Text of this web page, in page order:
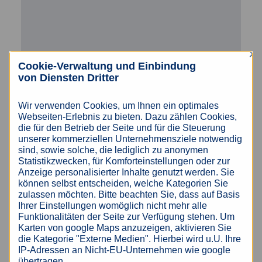
Ja, ich habe die Datenschutzerklärunggelesen
und willige der Verarbeitung meiner Daten ein.
JETZT ABSCHICKEN
Mit (*) gekennzeichnete Felder sind
Pflichtfelder .Bitte ausfüllen!
Cookie-Verwaltung und Einbindung
von Diensten Dritter
×
Wir verwenden Cookies, um Ihnen ein optimales
Webseiten-Erlebnis zu bieten. Dazu zählen Cookies,
die für den Betrieb der Seite und für die Steuerung
unserer kommerziellen Unternehmensziele notwendig
sind, sowie solche, die lediglich zu anonymen
Statistikzwecken, für Komforteinstellungen oder zur
Anzeige personalisierter Inhalte genutzt werden. Sie
können selbst entscheiden, welche Kategorien Sie
zulassen möchten. Bitte beachten Sie, dass auf Basis
Ihrer Einstellungen womöglich nicht mehr alle
Funktionalitäten der Seite zur Verfügung stehen. Um
Karten von google Maps anzuzeigen, aktivieren Sie
die Kategorie "Externe Medien". Hierbei wird u.U. Ihre
IP-Adressen an Nicht-EU-Unternehmen wie google